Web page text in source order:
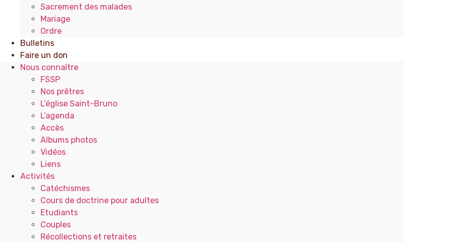
Sacrement des malades
Mariage
Ordre
Bulletins
Faire un don
Nous connaître
FSSP
Nos prêtres
L’église Saint-Bruno
L’agenda
Accès
Albums photos
Vidéos
Liens
Activités
Catéchismes
Cours de doctrine pour adultes
Etudiants
Couples
Récollections et retraites